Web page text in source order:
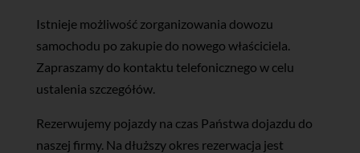
Istnieje możliwość zorganizowania dowozu
samochodu po zakupie do nowego właściciela.
Zapraszamy do kontaktu telefonicznego w celu
ustalenia szczegółów.
Rezerwujemy pojazdy na czas Państwa dojazdu do
naszej firmy. Na dłuższy okres rezerwacja jest